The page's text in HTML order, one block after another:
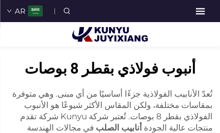
AR
أنبوب فولاذي بقطر 8 بوصات
تُعدّ الأنابيب الفولاذية جزءًا أساسيًا من أي مبنى. وهي متوفرة
بمقاسات مختلفة، ولكن المقاس الأكثر شيوعًا هو الأنبوب
الفولاذي بقطر 8 بوصات. تُعتبر شركة Kunyu شركة تقدم
منتجات عالية الجودة أنابيب الصلب في مجالات الهندسة